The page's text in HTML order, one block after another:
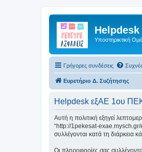
Helpdesk
Υποστηρικτική
Γρήγορες συνδέσεις
Ευρετήριο Δ. Συζήτησης
Helpdesk εξΑΕ 1ου
Αυτή η πολιτική εξηγεί
“http://1pekesat-exae.mysch.gr/
συλλέγονται κατά τη διάρκεια
Οι πληροφορίες σας